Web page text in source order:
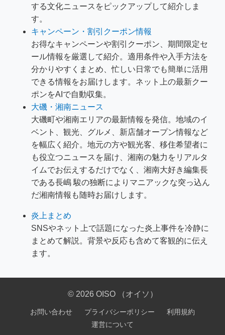
する文化ニュースをピックアップして紹介しま
す。
キャンペーン・割引クーポン情報
お得なキャンペーンや割引クーポン、期間限定セ
ール情報を厳選して紹介。適用条件や入手方法を
分かりやすくまとめ、忙しい日常でも簡単に活用
できる情報をお届けします。ネット上の最新クー
ポンをAIで自動収集。
大磯・湘南ニュース
大磯町や湘南エリアの最新情報を発信。地域のイ
ベント、観光、グルメ、新店舗オープン情報など
を幅広く紹介。地元の方や観光客、移住希望者に
も役立つニュースを届け、湘南の魅力をリアルタ
イムでお伝えするだけでなく、湘南大好き編集長
である長嶋 駿の独断によりマニアックな突っ込ん
だ湘南情報も随時お届けします。
炎上まとめ
SNSやネット上で話題になった炎上事件を冷静に
まとめて解説。背景や反応も含めて客観的に伝え
ます。
© 2026 OISO （オイソ）
お問い合わせ プライバシーポリシー
利用規約
運営について